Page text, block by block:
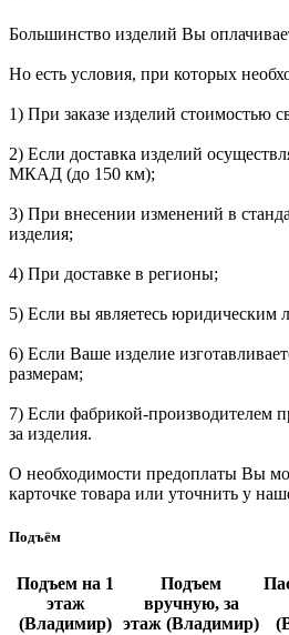
Большинство изделий Вы
Но есть условия, при которых
1) При заказе изделий стоимостью
2) Если доставка изделий
МКАД (до 150 км);
3) При внесении изменений в
изделия;
4) При доставке в регионы;
5) Если вы являетесь юридическим
6) Если Ваше изделие
размерам;
7) Если фабрикой-производителем
за изделия.
О необходимости предоплаты Вы
карточке товара или уточнить у
Подъём
Подъем на 1
этаж
(Владимир)
Подъем
вручную, за
этаж (Владимир)